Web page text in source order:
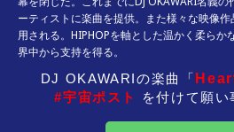
ーティストに楽曲を提供。また様々な映像
用される。HIPHOPを軸とした温かく柔らか
界中から支持を得る。
DJ OKAWARIの楽曲「
#宇宙ポスト
を付けて願い